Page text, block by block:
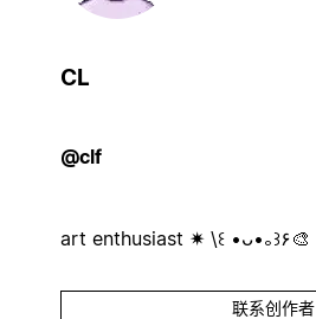
CL
@clf
art enthusiast ✷ \꒰ •ᴗ•｡꒱۶🎨
联系创作者